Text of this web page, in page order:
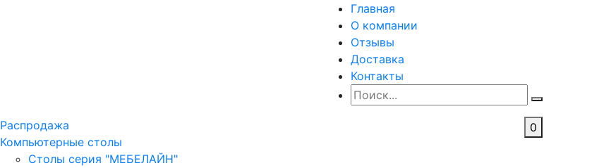
Главная
О компании
Отзывы
Доставка
Контакты
Распродажа
Компьютерные столы
Столы серия "МЕБЕЛАЙН"
0